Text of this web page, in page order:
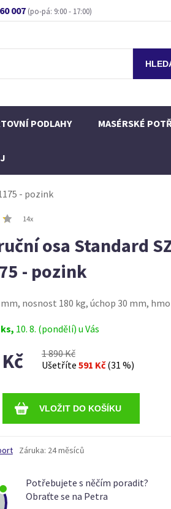
007 (po-pá: 9:00 - 17:00)
PODLAHY MASÉRSKÉ
- pozink
14x
osa Standard
- pozink
mm, nosnost 180 kg, úchop 30 mm,
10. 8. (pondělí) u Vás
1 890 Kč
Ušetříte 591 Kč (31 %)
Záruka: 24 měsíců
Potřebujete s něčím poradit?
Obraťte se na Petra